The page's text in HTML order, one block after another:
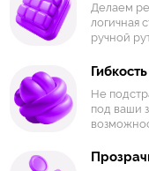
Делаем
логичная
ручной
Не
под ваши